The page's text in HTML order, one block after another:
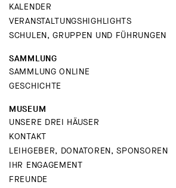
KALENDER
VERANSTALTUNGSHIGHLIGHTS
SCHULEN, GRUPPEN UND FÜHRUNGEN
SAMMLUNG
SAMMLUNG ONLINE
GESCHICHTE
MUSEUM
UNSERE DREI HÄUSER
KONTAKT
LEIHGEBER, DONATOREN, SPONSOREN
IHR ENGAGEMENT
FREUNDE